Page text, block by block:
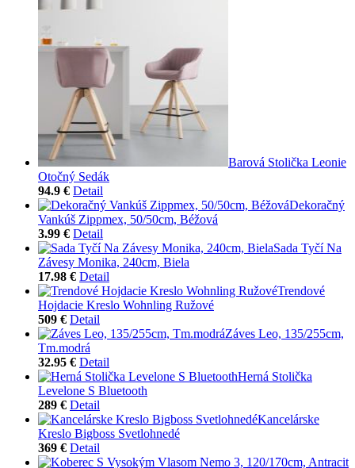
Barová Stolička Leonie
Otočný Sedák
94.9 € Detail
Dekoračný
Vankúš Zippmex, 50/50cm, Béžová
3.99 € Detail
Sada Tyčí Na
Závesy Monika, 240cm, Biela
17.98 € Detail
Trendové
Hojdacie Kreslo Wohnling Ružové
509 € Detail
Záves Leo, 135/255cm,
Tm.modrá
32.95 € Detail
Herná Stolička
Levelone S Bluetooth
289 € Detail
Kancelárske
Kreslo Bigboss Svetlohnedé
369 € Detail